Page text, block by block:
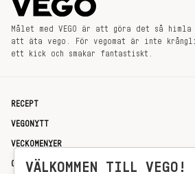
Målet med VEGO är att göra det så
att äta vego. För vegomat är inte
ett kick och smakar fantastiskt.
RECEPT
VEGONYTT
VECKOMENYER
OM OSSVÄLKOMMEN TILL VEGO!